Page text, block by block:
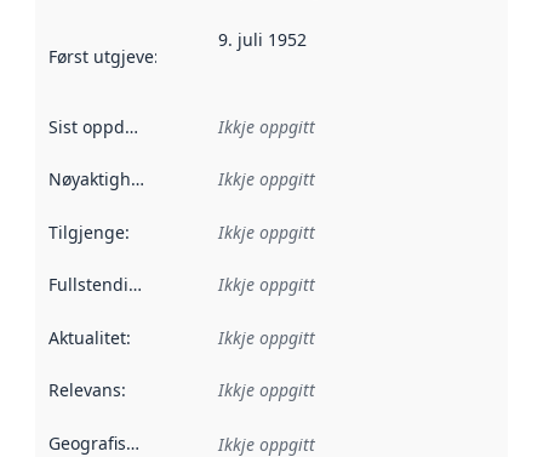
Først utgjeve: Denne datoen seier når dataa i dette
9. juli 1952
Sist oppdatert Ikkje oppgitt
Nøyaktigheit Ikkje oppgitt
Tilgjenge: Ikkje oppgitt
Fullstendigheit Ikkje oppgitt
Aktualitet: Ikkje oppgitt
Relevans: Ikkje oppgitt
Geografisk område Ikkje oppgitt